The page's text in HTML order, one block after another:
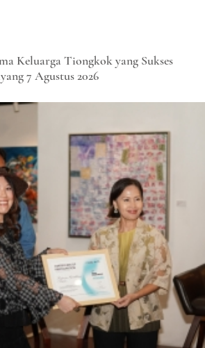
Keluarga Tiongkok yang Sukses
7 Agustus 2026